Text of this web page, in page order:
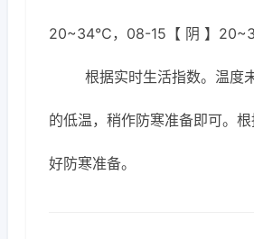
20~34℃，08-15【 阴 】
根据实时生活指数。温度
的低温，稍作防寒准备即可。
好防寒准备。